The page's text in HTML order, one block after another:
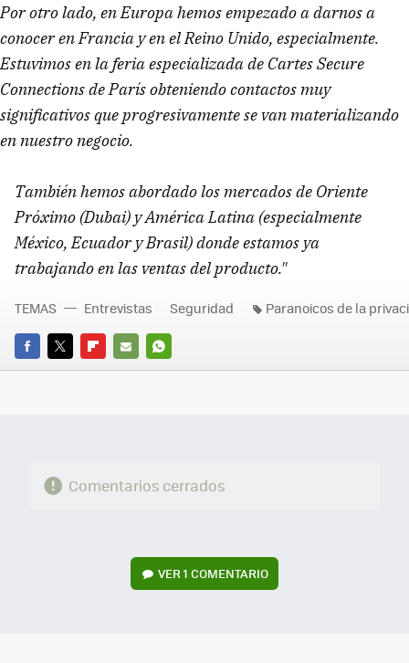
Por otro lado, en Europa hemos empezado a darnos a
conocer en Francia y en el Reino Unido, especialmente.
Estuvimos en la feria especializada de Cartes Secure
Connections de París obteniendo contactos muy
significativos que progresivamente se van materializando
en nuestro negocio.
También hemos abordado los mercados de Oriente
Próximo (Dubai) y América Latina (especialmente
México, Ecuador y Brasil) donde estamos ya
trabajando en las ventas del producto."
FACEBOOK
TWITTERFLIPBOARD
E-
WHATSAPP
TEMAS Entrevistas Seguridad Paranoicos de la
Comentarios cerrados
VER1 COMENTARIO